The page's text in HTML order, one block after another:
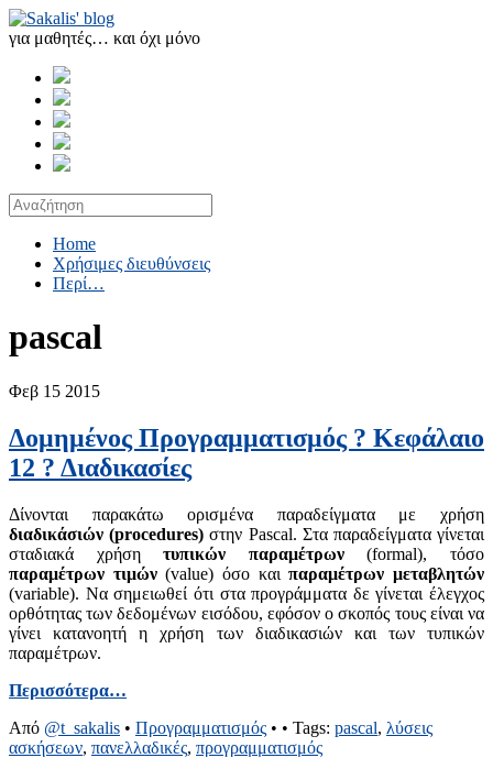
για μαθητές… και όχι μόνο
Home
Χρήσιμες διευθύνσεις
Περί…
pascal
Φεβ 15 2015
Δομημένος Προγραμματισμός ? Κεφάλαιο
12 ? Διαδικασίες
Δίνονται παρακάτω ορισμένα παραδείγματα με χρήση
διαδικάσιών (procedures) στην Pascal. Στα παραδείγματα γίνεται
σταδιακά χρήσητυπικών παραμέτρων(formal), τόσο
παραμέτρων τιμών(value) όσο καιπαραμέτρων μεταβλητών
(variable). Να σημειωθεί ότι στα προγράμματα δε γίνεται έλεγχος
ορθότητας των δεδομένων εισόδου, εφόσον ο σκοπός τους είναι να
γίνει κατανοητή η χρήση των διαδικασιών και των τυπικών
παραμέτρων.
Περισσότερα…
Από @t_sakalis • Προγραμματισμός • • Tags: pascal, λύσεις
ασκήσεων, πανελλαδικές, προγραμματισμός